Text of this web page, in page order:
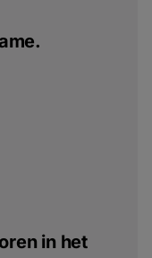
in het